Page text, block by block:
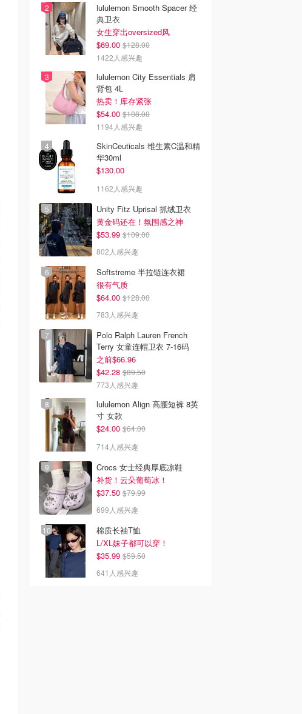
lululemon Smooth Spacer 经
典卫衣
女生穿出oversized风
$69.00 $128.00
1422人感兴趣
lululemon City Essentials 肩
背包 4L
热卖！库存紧张
$54.00 $108.00
1194人感兴趣
SkinCeuticals 维生素C温和精
华30ml
$130.00
1162人感兴趣
Unity Fitz Uprisal 抓绒卫衣
黄金码还在！氛围感之神
$53.99 $109.00
802人感兴趣
Softstreme 半拉链连衣裙
很有气质
$64.00 $128.00
783人感兴趣
Polo Ralph Lauren French
Terry 女童连帽卫衣 7-16码
之前$66.96
$42.28 $89.50
773人感兴趣
lululemon Align 高腰短裤 8英
寸 女款
$24.00 $64.00
714人感兴趣
Crocs 女士经典厚底凉鞋
补货！云朵葡萄冰！
$37.50 $79.99
699人感兴趣
棉质长袖T恤
L/XL妹子都可以穿！
$35.99 $59.50
641人感兴趣